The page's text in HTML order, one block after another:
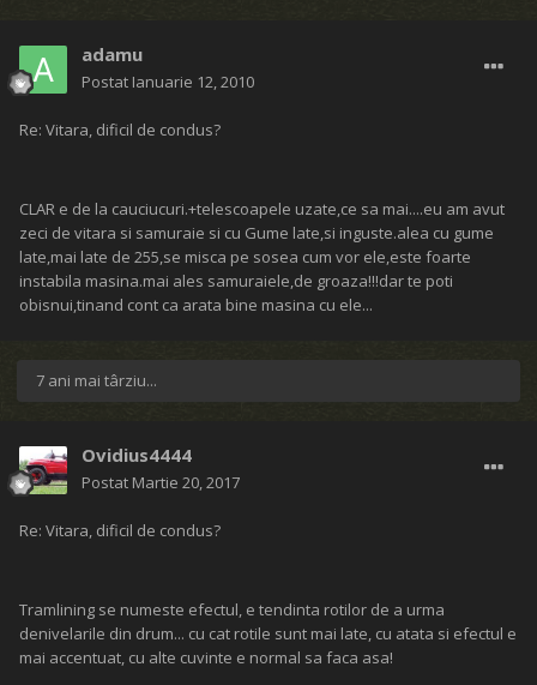
adamu
Postat Ianuarie 12, 2010
Re: Vitara, dificil de condus?
CLAR e de la cauciucuri.+telescoapele uzate,ce sa mai....eu am avut
zeci de vitara si samuraie si cu Gume late,si inguste.alea cu gume
late,mai late de 255,se misca pe sosea cum vor ele,este foarte
instabila masina.mai ales samuraiele,de groaza!!!dar te poti
obisnui,tinand cont ca arata bine masina cu ele...
7 ani mai târziu...
Ovidius4444
Postat Martie 20, 2017
Re: Vitara, dificil de condus?
Tramlining se numeste efectul, e tendinta rotilor de a urma
denivelarile din drum... cu cat rotile sunt mai late, cu atata si efectul e
mai accentuat, cu alte cuvinte e normal sa faca asa!